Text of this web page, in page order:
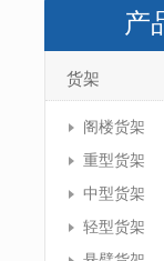
产
货架
阁楼货架
重型货架
中型货架
轻型货架